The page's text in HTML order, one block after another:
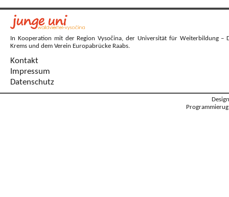
In Kooperation mit der Region Vysočina, der Universität für Weiterbildung –
Krems und dem Verein Europabrücke Raabs.
Kontakt
Impressum
Datenschutz